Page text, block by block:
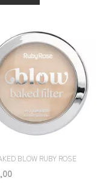
BLOW RUBY ROSE